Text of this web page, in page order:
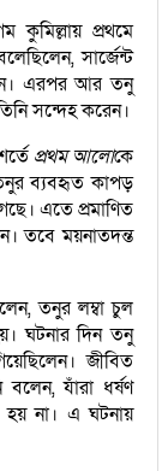
প্রথমে
সার্জেন্ট
এরপর আর তনু
সন্দেহ করেন।
প্রথম আলোকে
ব্যবহৃত কাপড়
এতে প্রমাণিত
তবে ময়নাতদন্ত
তনুর লম্বা চুল
ঘটনার দিন তনু
জীবিত
যাঁরা ধর্ষণ
না। এ ঘটনায়